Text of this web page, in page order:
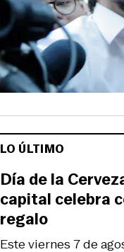
LO ÚLTIMO
Este viernes 7 de
Día de la
capital celebra
regalo